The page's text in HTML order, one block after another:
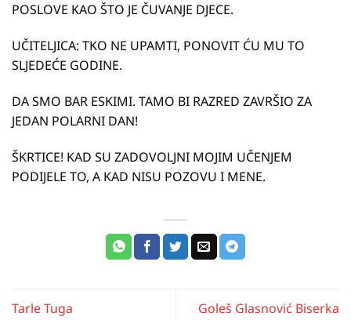
POSLOVE KAO ŠTO JE ČUVANJE DJECE.
UČITELJICA: TKO NE UPAMTI, PONOVIT ĆU MU TO
SLJEDEĆE GODINE.
DA SMO BAR ESKIMI. TAMO BI RAZRED ZAVRŠIO ZA
JEDAN POLARNI DAN!
ŠKRTICE! KAD SU ZADOVOLJNI MOJIM UČENJEM
PODIJELE TO, A KAD NISU POZOVU I MENE.
Tarle Tuga Goleš Glasnović Biserka